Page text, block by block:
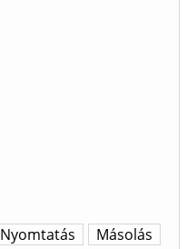
Másolás
Nyomtatás